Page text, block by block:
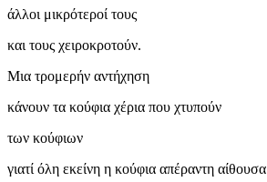
άλλοι μικρότεροί τους
και τους χειροκροτούν.
Μια τρομερήν αντήχηση
κάνουν τα κούφια χέρια που χτυπούν
των κούφιων
γιατί όλη εκείνη η κούφια απέραντη αίθουσα